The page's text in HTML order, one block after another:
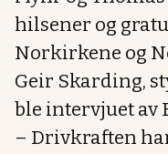
hilsener og
Norkirkene og
Geir Skarding,
ble intervjuet av
– Drivkraften